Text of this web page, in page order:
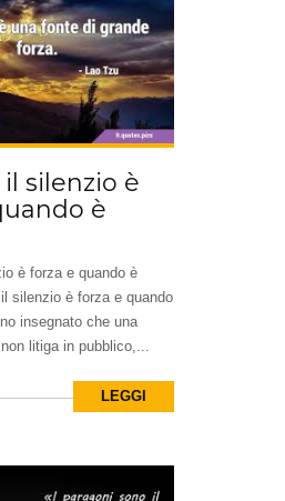
silenzio è
è
è forza e quando è
silenzio è forza e quando
insegnato che una
litiga in pubblico,...
LEGGI